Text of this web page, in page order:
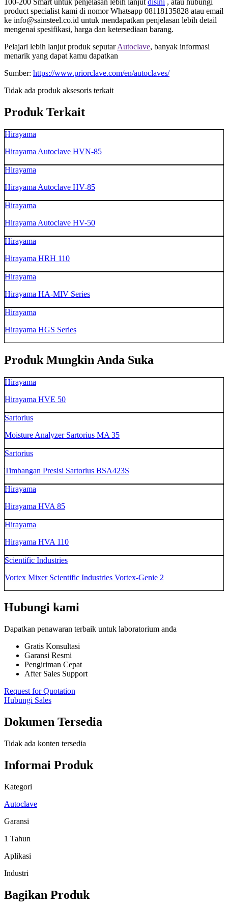
product specialist kami di nomor Whatsapp 08118135828 atau email
ke info@sainsteel.co.id untuk mendapatkan penjelasan lebih detail
mengenai spesifikasi, harga dan ketersediaan barang.
Pelajari lebih lanjut produk seputarAutoclave, banyak informasi
menarik yang dapat kamu dapatkan
Sumber: https://www.priorclave.com/en/autoclaves/
Tidak ada produk aksesoris terkait
Produk Terkait
Hirayama
Hirayama Autoclave HVN-85
Hirayama
Hirayama Autoclave HV-85
Hirayama
Hirayama Autoclave HV-50
Hirayama
Hirayama HRH 110
Hirayama
Hirayama HA-MIV Series
Hirayama
Hirayama HGS Series
Produk Mungkin Anda Suka
Hirayama
Hirayama HVE 50
Sartorius
Moisture Analyzer Sartorius MA 35
Sartorius
Timbangan Presisi Sartorius BSA423S
Hirayama
Hirayama HVA 85
Hirayama
Hirayama HVA 110
Scientific Industries
Vortex Mixer Scientific Industries Vortex-Genie 2
Hubungi kami
Dapatkan penawaran terbaik untuk laboratorium anda
Gratis Konsultasi
Garansi Resmi
Pengiriman Cepat
After Sales Support
Request for Quotation
Hubungi Sales
Dokumen Tersedia
Tidak ada konten tersedia
Informai Produk
Kategori
Autoclave
Garansi
1 Tahun
Aplikasi
Industri
Bagikan Produk